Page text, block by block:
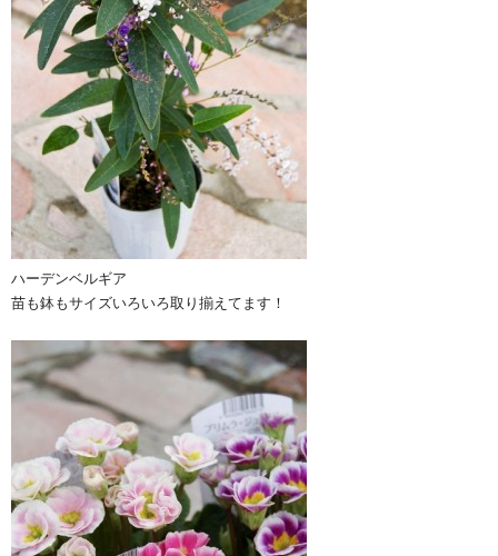
ハーデンベルギア
苗も鉢もサイズいろいろ取り揃えてます！